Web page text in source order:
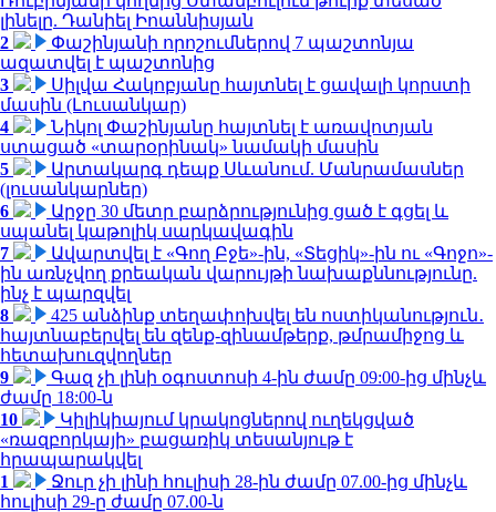
լինելը. Դանիել Իոաննիսյան
2
Փաշինյանի որոշումներով 7 պաշտոնյա
ազատվել է պաշտոնից
3
Սիլվա Հակոբյանը հայտնել է ցավալի կորստի
մասին (Լուսանկար)
4
Նիկոլ Փաշինյանը հայտնել է առավոտյան
ստացած «տարօրինակ» նամակի մասին
5
Արտակարգ դեպք Սևանում. Մանրամասներ
(լուսանկարներ)
6
Արջը 30 մետր բարձրությունից ցած է գցել և
սպանել կաթոլիկ սարկավագին
7
Ավարտվել է «Գող Բջե»-ին, «Տեցիկ»-ին ու «Գոջո»-
ին առնչվող քրեական վարույթի նախաքննությունը.
ինչ է պարզվել
8
425 անձինք տեղափոխվել են ոստիկանություն․
հայտնաբերվել են զենք-զինամթերք, թմրամիջոց և
հետախուզվողներ
9
Գազ չի լինի օգոստոսի 4-ին ժամը 09:00-ից մինչև
ժամը 18:00-ն
10
Կիլիկիայում կրակոցներով ուղեկցված
«ռազբորկայի» բացառիկ տեսանյութ է
հրապարակվել
1
Ջուր չի լինի հուլիսի 28-ին ժամը 07.00-ից մինչև
հուլիսի 29-ը ժամը 07.00-ն